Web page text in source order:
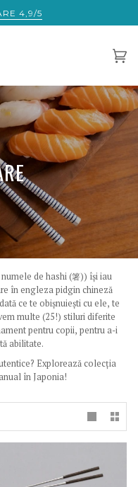
ÎN ÎNTREAGA LUME:
4,9/5
de hashi (箸)) își iau
în engleza pidgin chineză
ce te obișnuiești cu ele, te
multe (25!) stiluri diferite
pentru copii, pentru a-i
abilitate.
Explorează colecția
în Japonia!